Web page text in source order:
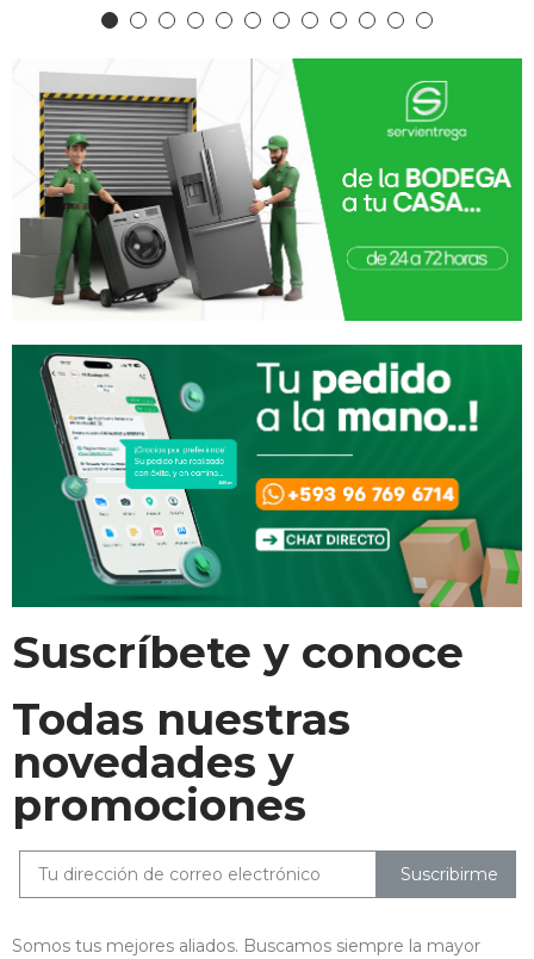
Suscríbete y conoce
Todas nuestras
novedades y
promociones
Suscribirme
Somos tus mejores aliados. Buscamos siempre la mayor